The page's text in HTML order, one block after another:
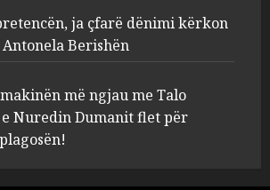
Prokuroria jep pretencën, ja
çfarë dënimi kërkon për
Berishën
MARCH 25, 2025
ja çfarë dënimi kërkon
Berishën
më ngjau me Talo
e Nuredin Dumanit flet për